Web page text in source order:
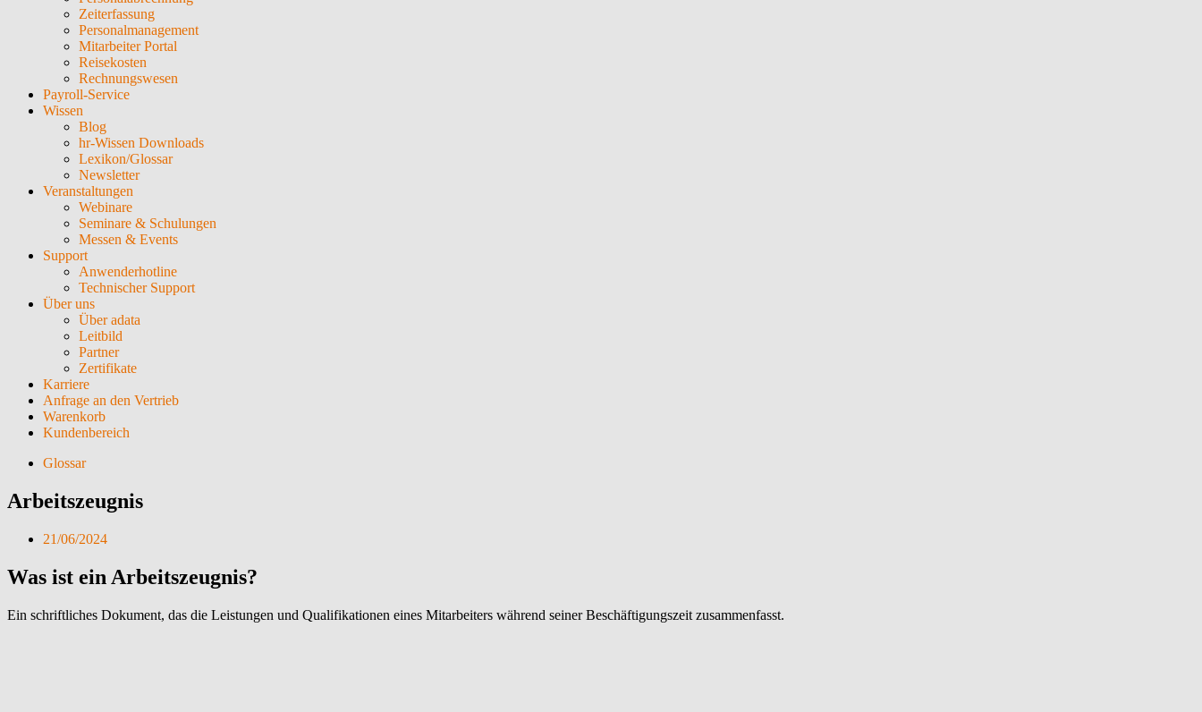
Zeiterfassung
Personalmanagement
Mitarbeiter Portal
Reisekosten
Rechnungswesen
Payroll-Service
Wissen
Blog
hr-Wissen Downloads
Lexikon/Glossar
Newsletter
Veranstaltungen
Webinare
Seminare & Schulungen
Messen & Events
Support
Anwenderhotline
Technischer Support
Über uns
Über adata
Leitbild
Partner
Zertifikate
Karriere
Anfrage an den Vertrieb
Warenkorb
Kundenbereich
Glossar
Arbeitszeugnis
21/06/2024
Was ist ein Arbeitszeugnis?
Ein schriftliches Dokument, das die Leistungen und Qualifikationen eines Mitarbeiters während seiner Beschäftigungszeit zusammenfasst.